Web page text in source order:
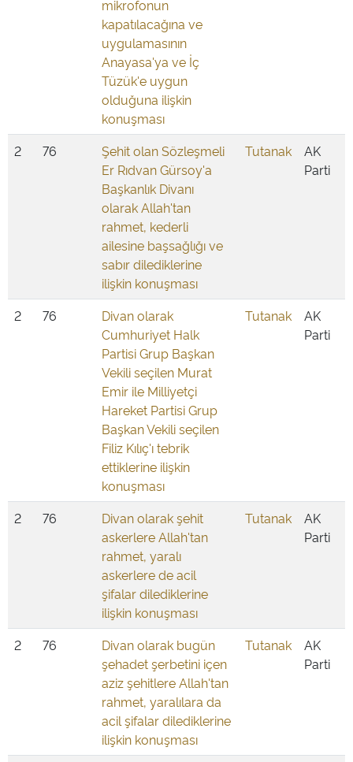
mikrofonun
kapatılacağına ve
uygulamasının
Anayasa'ya ve İç
Tüzük'e uygun
olduğuna ilişkin
konuşması
2
76
Şehit olan Sözleşmeli
Er Rıdvan Gürsoy'a
Başkanlık Divanı
olarak Allah'tan
rahmet, kederli
ailesine başsağlığı ve
sabır dilediklerine
ilişkin konuşması
Tutanak
AK
Parti
2 76
Divan olarak
Cumhuriyet Halk
Partisi Grup Başkan
Vekili seçilen Murat
Emir ile Milliyetçi
Hareket Partisi Grup
Başkan Vekili seçilen
Filiz Kılıç'ı tebrik
ettiklerine ilişkin
konuşması
Tutanak
AK
Parti
2 76
Divan olarak şehit
askerlere Allah'tan
rahmet, yaralı
askerlere de acil
şifalar dilediklerine
ilişkin konuşması
Tutanak
AK
Parti
2 76
Divan olarak bugün
şehadet şerbetini içen
aziz şehitlere Allah'tan
rahmet, yaralılara da
acil şifalar dilediklerine
ilişkin konuşması
Tutanak
AK
Parti